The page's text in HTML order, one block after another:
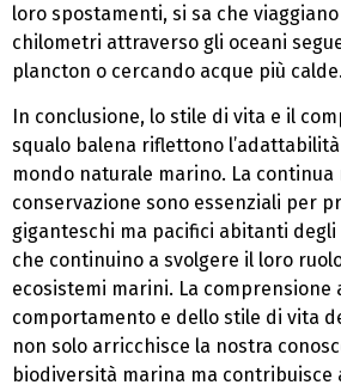
loro spostamenti, si sa che
chilometri attraverso gli oceani
plancton o cercando acque più calde.
In conclusione, lo stile di vita e il
squalo balena riflettono
mondo naturale marino. La continua
conservazione sono essenziali per
giganteschi ma pacifici abitanti
che continuino a svolgere il loro
ecosistemi marini. La
comportamento e dello stile di vita
non solo arricchisce la nostra
biodiversità marina ma contribuisce